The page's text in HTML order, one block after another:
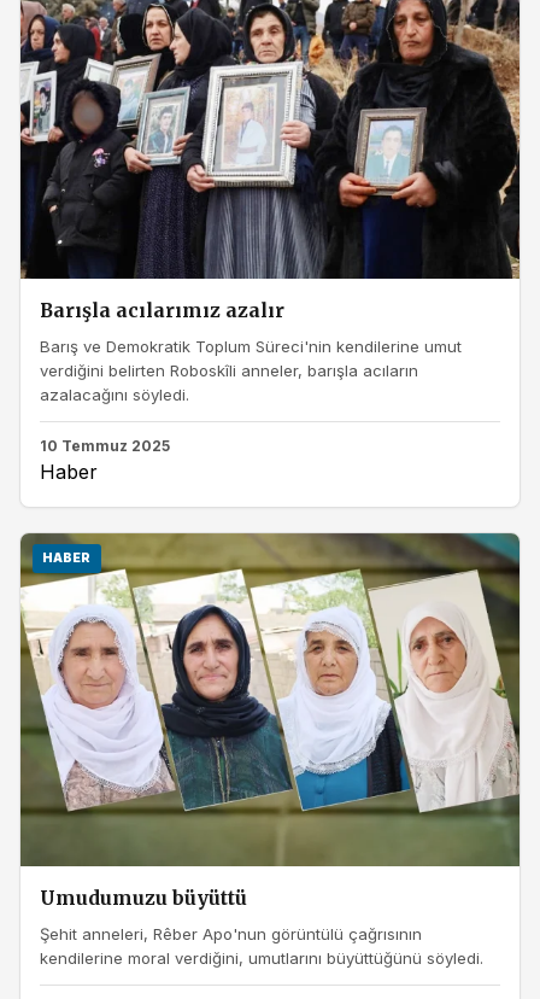
Barışla acılarımız azalır
Barış ve Demokratik Toplum Süreci'nin kendilerine umut
verdiğini belirten Roboskîli anneler, barışla acıların
azalacağını söyledi.
10 Temmuz 2025
Haber
HABER
Umudumuzu büyüttü
Şehit anneleri, Rêber Apo'nun görüntülü çağrısının
kendilerine moral verdiğini, umutlarını büyüttüğünü söyledi.